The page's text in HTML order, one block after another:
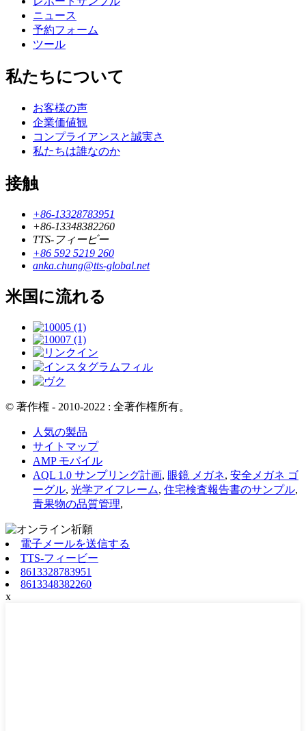
ニュース
予約フォーム
ツール
私たちについて
お客様の声
企業価値観
コンプライアンスと誠実さ
私たちは誰なのか
接触
+86-13328783951
+86-13348382260
TTS-フィービー
+86 592 5219 260
anka.chung@tts-global.net
米国に流れる
© 著作権 - 2010-2022 : 全著作権所有。
人気の製品
サイトマップ
AMP モバイル
AQL 1.0 サンプリング計画, 眼鏡 メガネ, 安全メガネ ゴ
ーグル, 光学アイフレーム, 住宅検査報告書のサンプル,
青果物の品質管理,
電子メールを送信する
TTS-フィービー
8613328783951
8613348382260
x